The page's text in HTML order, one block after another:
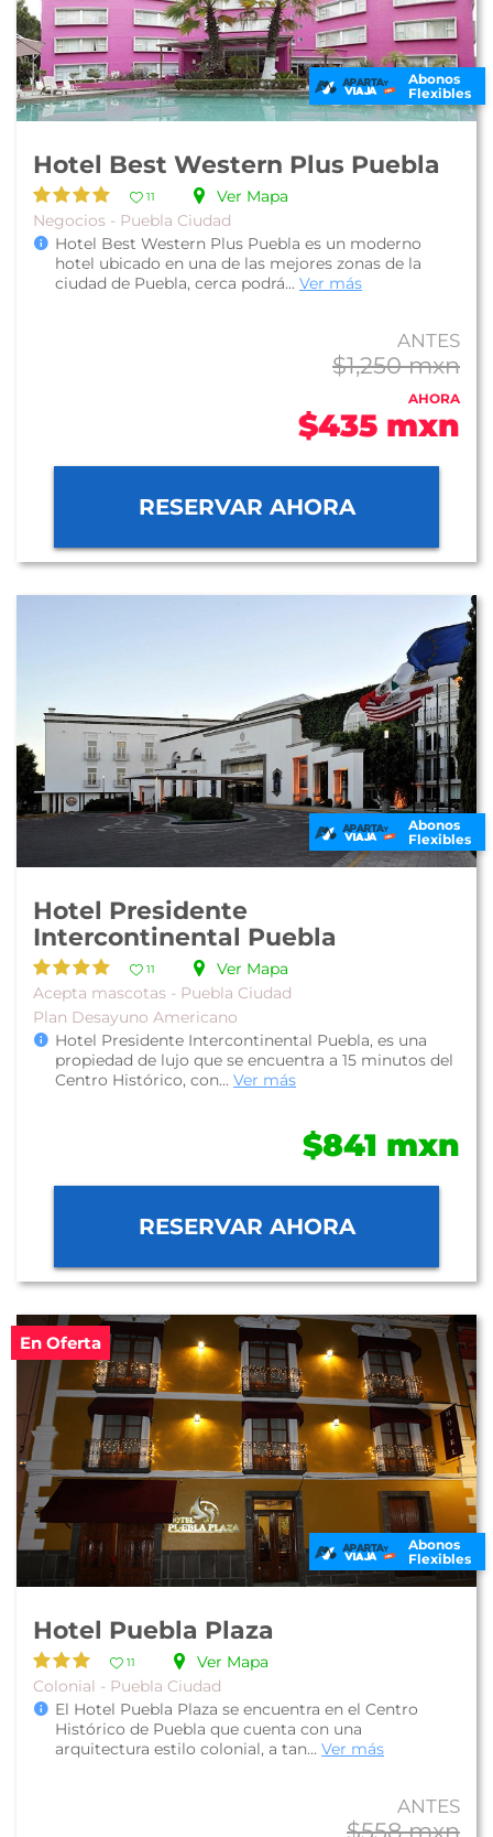
Abonos
Flexibles
Hotel Best Western Plus Puebla
11
Ver Mapa
Negocios - Puebla Ciudad
Hotel Best Western Plus Puebla es un moderno
hotel ubicado en una de las mejores zonas de la
ciudad de Puebla, cerca podrá... Ver más
ANTES
$1,250 mxn
AHORA
$435 mxn
RESERVAR AHORA
Abonos
Flexibles
Hotel Presidente
Intercontinental Puebla
11
Ver Mapa
Acepta mascotas - Puebla Ciudad
Plan Desayuno Americano
Hotel Presidente Intercontinental Puebla, es una
propiedad de lujo que se encuentra a 15 minutos del
Centro Histórico, con... Ver más
$841 mxn
RESERVAR AHORA
En Oferta
Abonos
Flexibles
Hotel Puebla Plaza
11
Ver Mapa
Colonial - Puebla Ciudad
El Hotel Puebla Plaza se encuentra en el Centro
Histórico de Puebla que cuenta con una
arquitectura estilo colonial, a tan... Ver más
ANTES
$558 mxn